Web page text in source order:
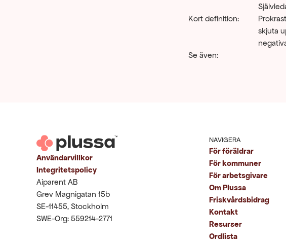
Kort definition:
skjuta
Se även:
Användarvillkor
Integritetspolicy
Aiparent AB
Grev Magnigatan 15b
SE-11455, Stockholm
SWE-Org: 559214-2771
NAVIGERA
För föräldrar
För kommuner
För arbetsgivare
Om Plussa
Friskvårdsbidrag
Kontakt
Resurser
Ordlista